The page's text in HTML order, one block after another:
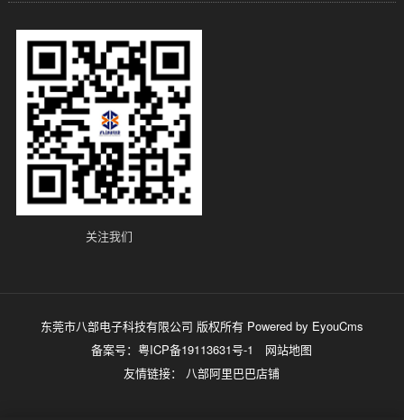
关注我们
东莞市八部电子科技有限公司 版权所有Powered by EyouCms
备案号：粤ICP备19113631号-1
网站地图
友情链接： 八部阿里巴巴店铺